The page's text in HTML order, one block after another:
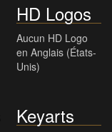
HD Logos
Aucun HD Logo
en Anglais (États-
Unis)
Keyarts